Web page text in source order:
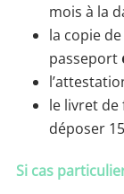
mois à la
la copie
passeport
le livret de
déposer
Si cas